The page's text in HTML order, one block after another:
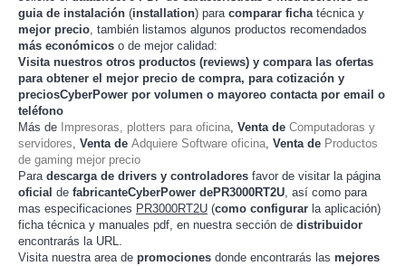
guia de instalación (installation) para comparar ficha técnica y
mejor precio , también listamos algunos productos recomendados
más económicos o de mejor calidad:
Visita nuestros otros productos (reviews) y compara las ofertas
para obtener el mejor precio de compra, para cotización y
preciosCyberPower por volumen o mayoreo contacta por email o
teléfono
Más de Impresoras, plotters para oficina Venta de Computadoras y
servidores Venta de Adquiere Software oficina Venta de Productos
de gaming mejor precio
Para descarga de drivers y controladores favor de visitar la página
oficial de fabricanteCyberPower dePR3000RT2U , así como para
mas especificaciones PR3000RT2U (como configurar la aplicación)
ficha técnica y manuales pdf, en nuestra sección de distribuidor
encontrarás la URL.
Visita nuestra area de promociones donde encontrarás las mejores